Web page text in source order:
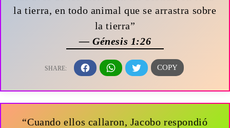
la tierra, en todo animal que se arrastra sobre
la tierra”
— Génesis 1:26
“Cuando ellos callaron, Jacobo respondió